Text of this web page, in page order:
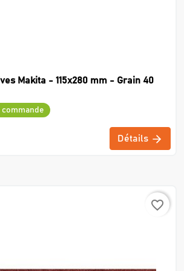
Makita - 115x280 mm - Grain 40
Détails
favorite_border